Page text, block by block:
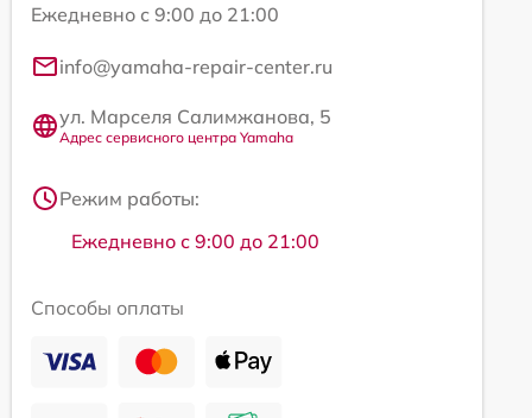
Ежедневно с 9:00 до 21:00
info@yamaha-repair-center.ru
ул. Марселя Салимжанова, 5
Адрес сервисного центра Yamaha
Режим работы:
Ежедневно с 9:00 до 21:00
Способы оплаты